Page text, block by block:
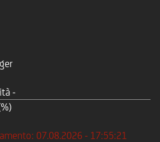
-
07.08.2026 - 17:55:21